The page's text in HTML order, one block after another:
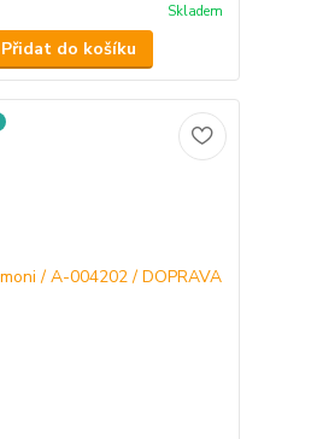
Skladem
Přidat do košíku